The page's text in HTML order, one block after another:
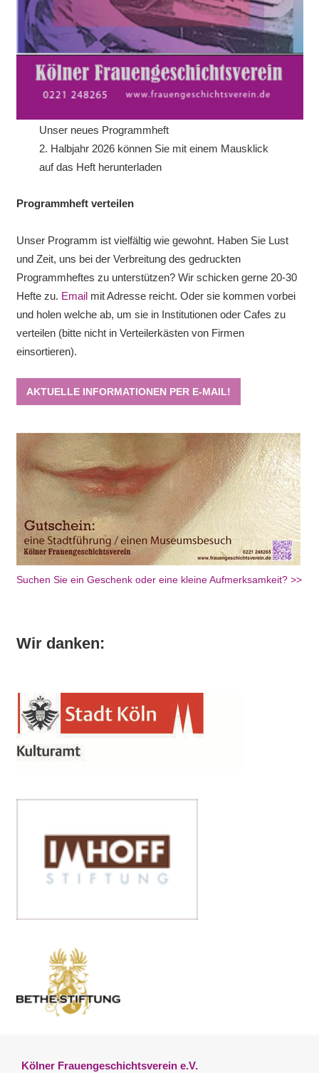
Unser neues Programmheft
2. Halbjahr 2026 können Sie mit einem Mausklick
auf das Heft herunterladen
Programmheft verteilen
Unser Programm ist vielfältig wie gewohnt. Haben Sie Lust
und Zeit, uns bei der Verbreitung des gedruckten
Programmheftes zu unterstützen? Wir schicken gerne 20-30
Hefte zu. Emailmit Adresse reicht. Oder sie kommen vorbei
und holen welche ab, um sie in Institutionen oder Cafes zu
verteilen (bitte nicht in Verteilerkästen von Firmen
einsortieren).
AKTUELLE INFORMATIONEN PER E-MAIL!
Suchen Sie ein Geschenk oder eine kleine Aufmerksamkeit? >>
Wir danken:
Kölner Frauengeschichtsverein e.V.